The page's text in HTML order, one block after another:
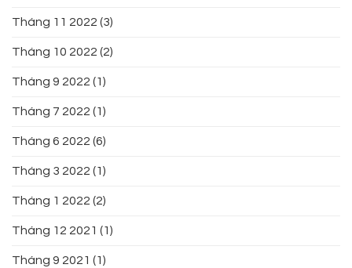
Tháng 11 2022 (3)
Tháng 10 2022 (2)
Tháng 9 2022 (1)
Tháng 7 2022 (1)
Tháng 6 2022 (6)
Tháng 3 2022 (1)
Tháng 1 2022 (2)
Tháng 12 2021 (1)
Tháng 9 2021 (1)